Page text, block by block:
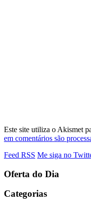
Este site utiliza o Akismet
em comentários são
Feed RSS Me siga no
Oferta do Dia
Categorias